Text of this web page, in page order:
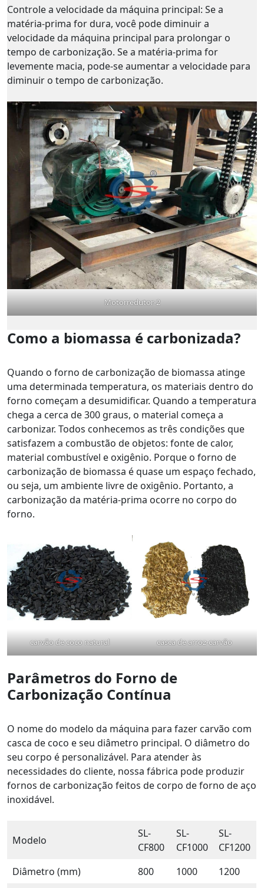
Controle a velocidade da máquina principal: Se a
matéria-prima for dura, você pode diminuir a
velocidade da máquina principal para prolongar o
tempo de carbonização. Se a matéria-prima for
levemente macia, pode-se aumentar a velocidade para
diminuir o tempo de carbonização.
Motorredutor-2
Como a biomassa é carbonizada?
Quando o forno de carbonização de biomassa atinge
uma determinada temperatura, os materiais dentro do
forno começam a desumidificar. Quando a temperatura
chega a cerca de 300 graus, o material começa a
carbonizar. Todos conhecemos as três condições que
satisfazem a combustão de objetos: fonte de calor,
material combustível e oxigênio. Porque o forno de
carbonização de biomassa é quase um espaço fechado,
ou seja, um ambiente livre de oxigênio. Portanto, a
carbonização da matéria-prima ocorre no corpo do
forno.
carvão de coco natural casca de arroz-carvão
Parâmetros do Forno de
Carbonização Contínua
O nome do modelo da máquina para fazer carvão com
casca de coco e seu diâmetro principal. O diâmetro do
seu corpo é personalizável. Para atender às
necessidades do cliente, nossa fábrica pode produzir
fornos de carbonização feitos de corpo de forno de aço
inoxidável.
Modelo
SL-
CF800
SL-
CF1000
SL-
CF1200
Diâmetro (mm)
800 1000 1200